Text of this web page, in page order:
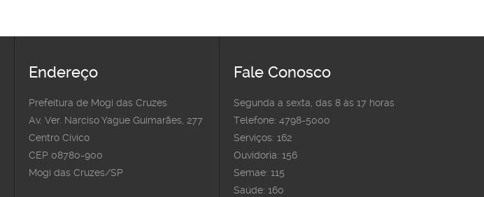
Endereço
Prefeitura de Mogi das Cruzes
Av. Ver. Narciso Yague Guimarães, 277
Centro Cívico
CEP 08780-900
Mogi das Cruzes/SP
Fale Conosco
Segunda a sexta, das 8 às 17 horas
Telefone: 4798-5000
Serviços: 162
Ouvidoria: 156
Semae: 115
Saúde: 160